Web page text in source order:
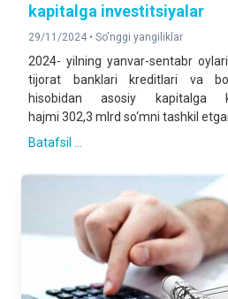
kapitalga investitsiyalar
29/11/2024 • So'nggi yangiliklar
2024- yilning yanvar-sentabr
tijorat banklari kreditlari va
hisobidan asosiy kapitalga
hajmi 302,3 mlrd so‘mni tashkil
Batafsil ...